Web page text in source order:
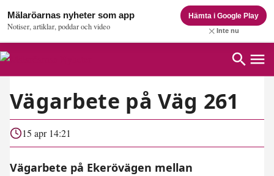
Mälaröarnas nyheter som app
Notiser, artiklar, poddar och video
Hämta i Google Play
Inte nu
Vägarbete på Väg 261
15 apr 14:21
Vägarbete på Ekerövägen mellan